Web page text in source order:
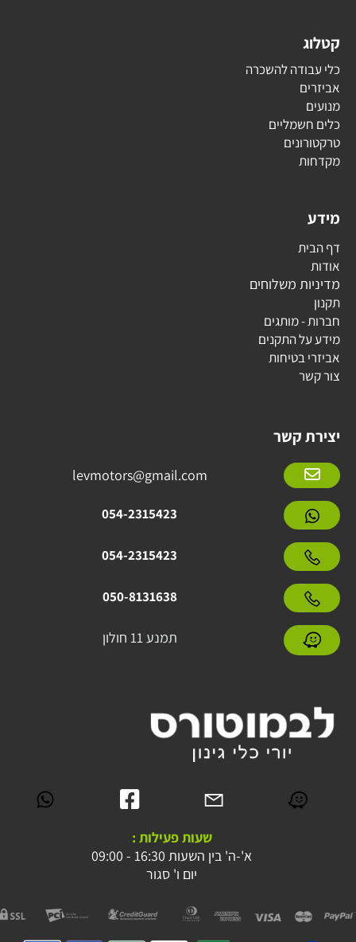
קטלוג
כלי עבודה להשכרה
אביזרים
מנועים
כלים חשמליים
טרקטורונים
מקדחות
מידע
דף הבית
אודות
מדיניות משלוחים
תקנון
חברות - מותגים
מידע על התקנים
אביזרי בטיחות
צור קשר
יצירת קשר
levmotors@gmail.com
054-2315423
054-2315423
050-8131638
תמנע 11 חולון
שעות פעילות :
א'-ה' בין השעות 16:30 - 09:00
יום ו' סגור